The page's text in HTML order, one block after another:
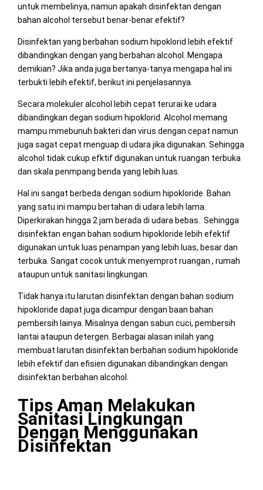
untuk membelinya, namun apakah disinfektan dengan
bahan alcohol tersebut benar-benar efektif?
Disinfektan yang berbahan sodium hipoklorid lebih efektif
dibandingkan dengan yang berbahan alcohol. Mengapa
demikian? Jika anda juga bertanya-tanya mengapa hal ini
terbukti lebih efektif, berikut ini penjelasannya.
Secara molekuler alcohol lebih cepat terurai ke udara
dibandingkan degan sodium hipoklorid. Alcohol memang
mampu mmebunuh bakteri dan virus dengan cepat namun
juga sagat cepat menguap di udara jika digunakan. Sehingga
alcohol tidak cukup efktif digunakan untuk ruangan terbuka
dan skala penmpang benda yang lebih luas.
Hal ini sangat berbeda dengan sodium hipokloride. Bahan
yang satu ini mampu bertahan di udara lebih lama.
Diperkirakan hingga 2 jam berada di udara bebas. Sehingga
disinfektan engan bahan sodium hipokloride lebih efektif
digunakan untuk luas penampan yang lebih luas, besar dan
terbuka. Sangat cocok untuk menyemprot ruangan , rumah
ataupun untuk sanitasi lingkungan.
Tidak hanya itu larutan disinfektan dengan bahan sodium
hipokloride dapat juga dicampur dengan baan bahan
pembersih lainya. Misalnya dengan sabun cuci, pembersih
lantai ataupun detergen. Berbagai alasan inilah yang
membuat larutan disinfektan berbahan sodium hipokloride
lebih efektif dan efisien digunakan dibandingkan dengan
disinfektan berbahan alcohol.
Tips Aman Melakukan
Sanitasi Lingkungan
Dengan Menggunakan
Disinfektan